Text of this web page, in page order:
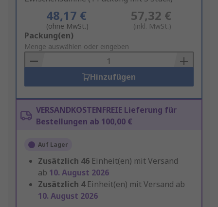
48,17 €
(ohne MwSt.)
57,32 €
(inkl. MwSt.)
Add
to
Basket
Packung(en)
Menge auswählen oder eingeben
Hinzufügen
VERSANDKOSTENFREIE Lieferung für
Bestellungen ab 100,00 €
Auf Lager
Zusätzlich 46 Einheit(en) mit Versand
ab 10. August 2026
Zusätzlich 4 Einheit(en) mit Versand ab
10. August 2026